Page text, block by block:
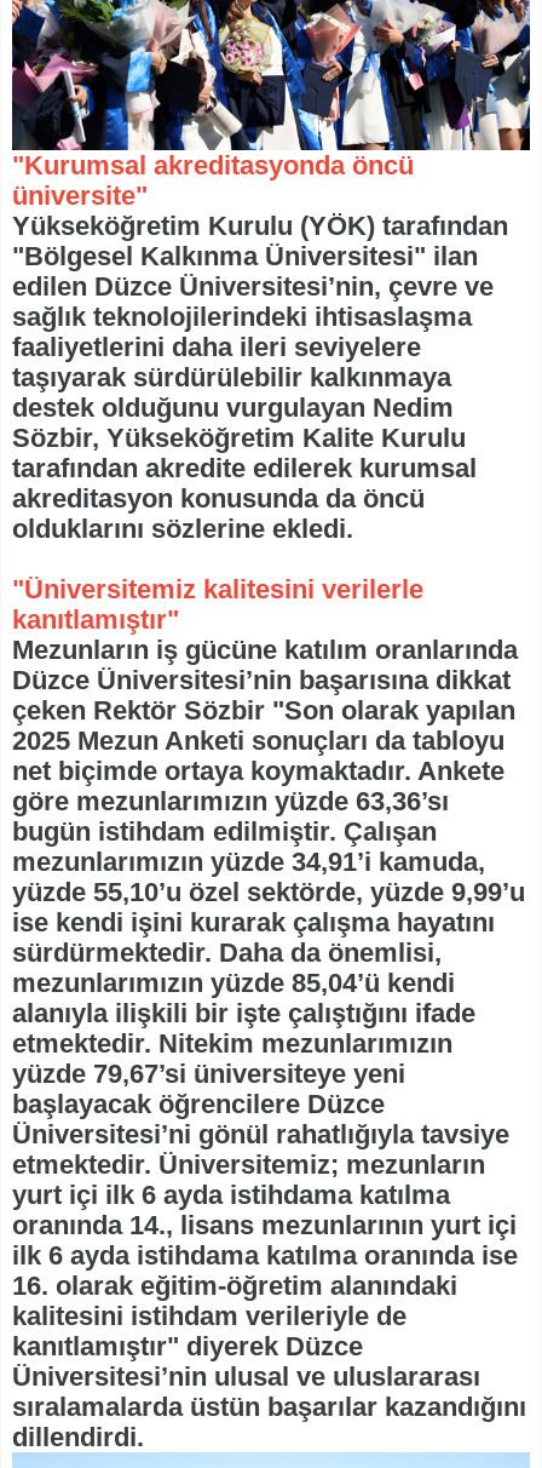
"Kurumsal akreditasyonda öncü
üniversite"
Yükseköğretim Kurulu (YÖK) tarafından
"Bölgesel Kalkınma Üniversitesi" ilan
edilen Düzce Üniversitesi’nin, çevre ve
sağlık teknolojilerindeki ihtisaslaşma
faaliyetlerini daha ileri seviyelere
taşıyarak sürdürülebilir kalkınmaya
destek olduğunu vurgulayan Nedim
Sözbir, Yükseköğretim Kalite Kurulu
tarafından akredite edilerek kurumsal
akreditasyon konusunda da öncü
olduklarını sözlerine ekledi.
"Üniversitemiz kalitesini verilerle
kanıtlamıştır"
Mezunların iş gücüne katılım oranlarında
Düzce Üniversitesi’nin başarısına dikkat
çeken Rektör Sözbir "Son olarak yapılan
2025 Mezun Anketi sonuçları da tabloyu
net biçimde ortaya koymaktadır. Ankete
göre mezunlarımızın yüzde 63,36’sı
bugün istihdam edilmiştir. Çalışan
mezunlarımızın yüzde 34,91’i kamuda,
yüzde 55,10’u özel sektörde, yüzde 9,99’u
ise kendi işini kurarak çalışma hayatını
sürdürmektedir. Daha da önemlisi,
mezunlarımızın yüzde 85,04’ü kendi
alanıyla ilişkili bir işte çalıştığını ifade
etmektedir. Nitekim mezunlarımızın
yüzde 79,67’si üniversiteye yeni
başlayacak öğrencilere Düzce
Üniversitesi’ni gönül rahatlığıyla tavsiye
etmektedir. Üniversitemiz; mezunların
yurt içi ilk 6 ayda istihdama katılma
oranında 14., lisans mezunlarının yurt içi
ilk 6 ayda istihdama katılma oranında ise
16. olarak eğitim-öğretim alanındaki
kalitesini istihdam verileriyle de
kanıtlamıştır" diyerek Düzce
Üniversitesi’nin ulusal ve uluslararası
sıralamalarda üstün başarılar kazandığını
dillendirdi.